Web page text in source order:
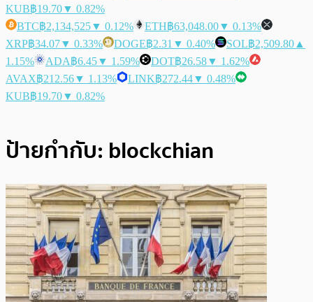
KUB฿19.70▼ 0.82%
BTC฿2,134,525▼ 0.12% ETH฿63,048.00▼ 0.13%
XRP฿34.07▼ 0.33% DOGE฿2.31 ▼ 0.40% SOL฿2,509.80 ▲
1.15%
ADA฿6.45▼ 1.59% DOT฿26.58▼ 1.62%
AVAX฿212.56▼ 1.13% LINK฿272.44▼ 0.48%
KUB฿19.70▼ 0.82%
ป้ายกำกับ: blockchian